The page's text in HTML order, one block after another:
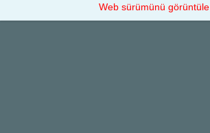
Web sürümünü görüntüle